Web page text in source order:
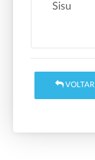
Sisu
VOLTAR